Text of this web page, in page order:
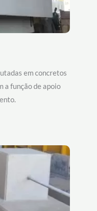
em concretos
a função de apoio